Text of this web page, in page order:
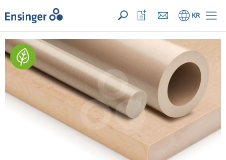
문의사항 ({{productCount}} Products) 열기
홈 KR
관
심
목
록
열